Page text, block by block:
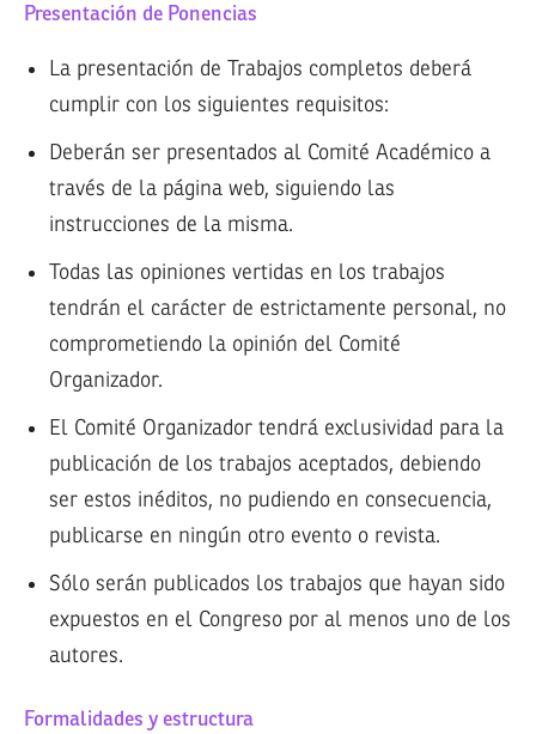
Presentación de Ponencias
La presentación de Trabajos completos deberá
cumplir con los siguientes requisitos:
Deberán ser presentados al Comité Académico a
través de la página web, siguiendo las
instrucciones de la misma.
Todas las opiniones vertidas en los trabajos
tendrán el carácter de estrictamente personal, no
comprometiendo la opinión del Comité
Organizador.
El Comité Organizador tendrá exclusividad para la
publicación de los trabajos aceptados, debiendo
ser estos inéditos, no pudiendo en consecuencia,
publicarse en ningún otro evento o revista.
Sólo serán publicados los trabajos que hayan sido
expuestos en el Congreso por al menos uno de los
autores.
Formalidades y estructura